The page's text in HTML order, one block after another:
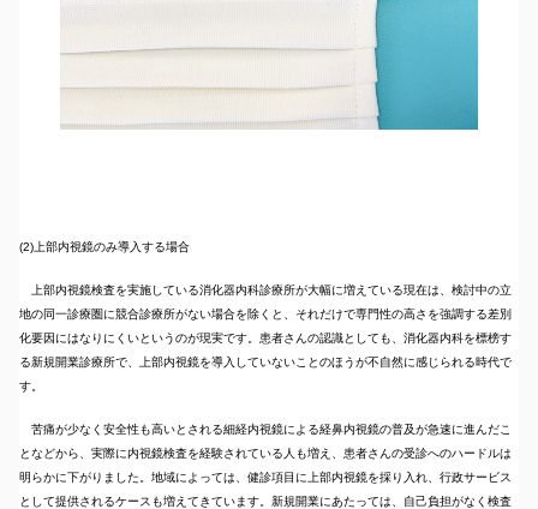
(2)上部内視鏡のみ導入する場合
上部内視鏡検査を実施している消化器内科診療所が大幅に増えている現在は、検討中の立
地の同一診療圏に競合診療所がない場合を除くと、それだけで専門性の高さを強調する差別
化要因にはなりにくいというのが現実です。患者さんの認識としても、消化器内科を標榜す
る新規開業診療所で、上部内視鏡を導入していないことのほうが不自然に感じられる時代で
す。
苦痛が少なく安全性も高いとされる細経内視鏡による経鼻内視鏡の普及が急速に進んだこ
となどから、実際に内視鏡検査を経験されている人も増え、患者さんの受診へのハードルは
明らかに下がりました。地域によっては、健診項目に上部内視鏡を採り入れ、行政サービス
として提供されるケースも増えてきています。新規開業にあたっては、自己負担がなく検査